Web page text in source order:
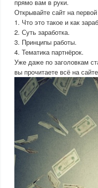
прямо вам в руки.
Открывайте сайт на
1. Что это такое и как
2. Суть заработка.
3. Принципы работы.
4. Тематика партнёрок.
Уже даже по заголовкам
вы прочитаете всё на